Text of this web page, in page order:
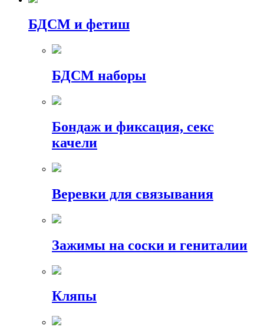
БДСМ и фетиш
БДСМ наборы
Бондаж и фиксация, секс
качели
Веревки для связывания
Зажимы на соски и гениталии
Кляпы